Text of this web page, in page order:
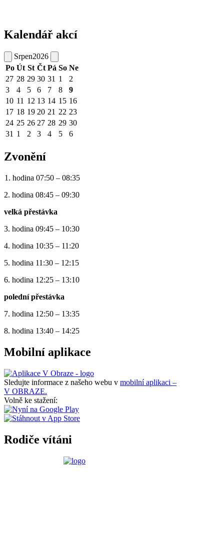
Kalendář akcí
Srpen2026
Po Út St Čt Pá So Ne
27 28 29 30 31 1
2
3
4 5 6 7 8
9
10 11 12 13 14 15 16
17 18 19 20 21 22 23
24 25 26 27 28 29 30
31 1 2 3 4 5 6
Zvonění
1. hodina 07:50 – 08:35
2. hodina 08:45 – 09:30
velká přestávka
3. hodina 09:45 – 10:30
4. hodina 10:35 – 11:20
5. hodina 11:30 – 12:15
6. hodina 12:25 – 13:10
polední přestávka
7. hodina 12:50 – 13:35
8. hodina 13:40 – 14:25
Mobilní aplikace
Sledujte informace z našeho webu v mobilní aplikaci –
V OBRAZE.
Volně ke stažení:
Rodiče vítáni